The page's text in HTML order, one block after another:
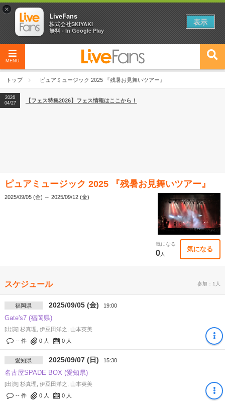
MENU
トップ ピュアミュージック 2025 『残暑お見舞いツアー』
2026
04/27
【フェス特集2026】フェス情報はここから！
2026
【ライブ動員ランキング】2026年上半期編発表！
2026
04/27
2026
ピュアミュージック 2025 『残暑お見舞いツアー』
2025/09/05 (金) ～ 2025/09/12 (金)
気になる
0人
気になる
スケジュール 参加：1人
福岡県 2025/09/05 (金) 19:00
Gate's7 (福岡県)
[出演] 杉真理, 伊豆田洋之, 山本英美
-- 件
0 人 0 人
愛知県 2025/09/07 (日) 15:30
名古屋SPADE BOX (愛知県)
[出演] 杉真理, 伊豆田洋之, 山本英美
-- 件
0 人 0 人
×
LiveFans
株式会社SKIYAKI
無料 - In Google Play
表示